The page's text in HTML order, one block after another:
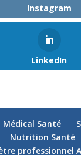
Instagram
LinkedIn
Médical Santé
Nutrition Santé
professionnel